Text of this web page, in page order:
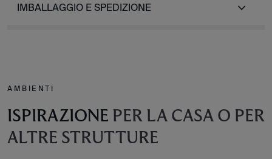
IMBALLAGGIO E SPEDIZIONE
AMBIENTI
ISPIRAZIONE PER LA CASA O PER
ALTRE STRUTTURE